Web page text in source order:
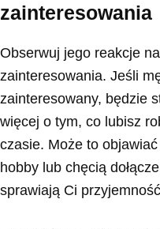
zainteresowania
Obserwuj jego reakcje
zainteresowania. Jeśli
zainteresowany, będzie
więcej o tym, co lubisz
czasie. Może to
hobby lub chęcią
sprawiają Ci